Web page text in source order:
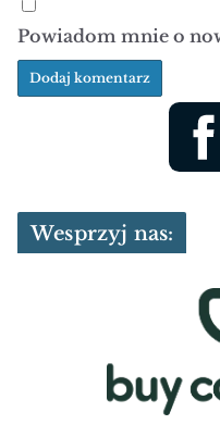
Powiadom mnie o
Wesprzyj nas: